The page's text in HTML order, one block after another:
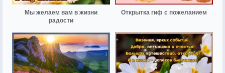
Мы желаем вам в жизни
радости
Открытка гиф с пожеланием